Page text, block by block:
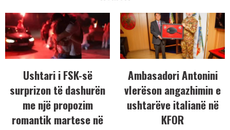
Ushtari i FSK-së
surprizon të dashurën
me një propozim
romantik martese në
Ambasadori Antonini
vlerëson angazhimin e
ushtarëve italianë në
KFOR